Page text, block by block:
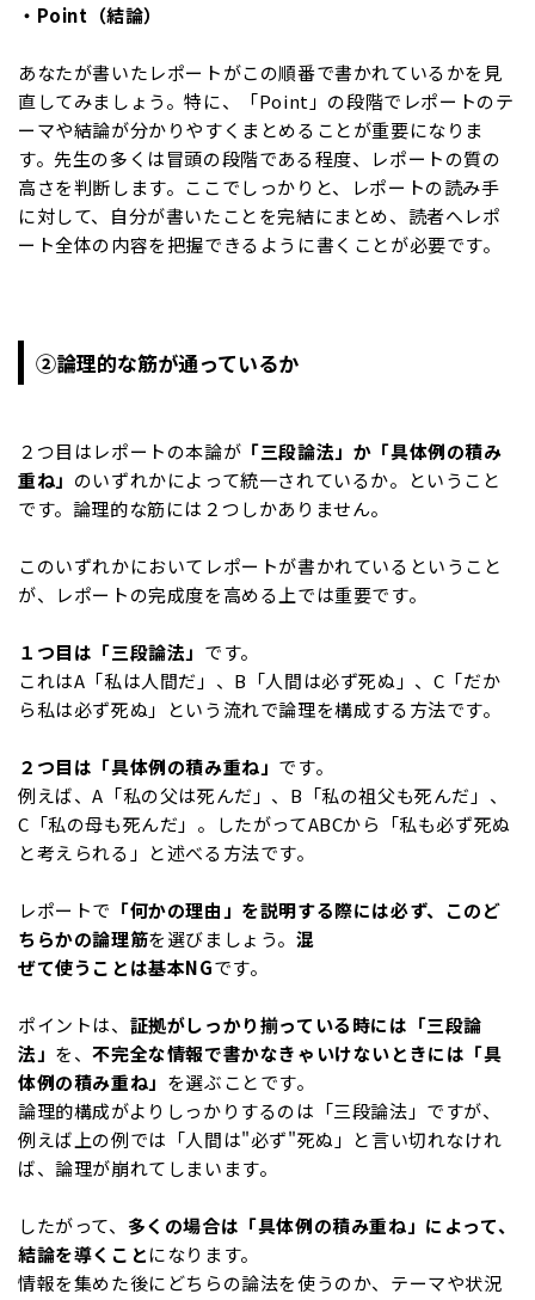
・Point（結論）
あなたが書いたレポートがこの順番で書かれているかを見
直してみましょう。特に、「Point」の段階でレポートのテ
ーマや結論が分かりやすくまとめることが重要になりま
す。先生の多くは冒頭の段階である程度、レポートの質の
高さを判断します。ここでしっかりと、レポートの読み手
に対して、自分が書いたことを完結にまとめ、読者へレポ
ート全体の内容を把握できるように書くことが必要です。
②論理的な筋が通っているか
２つ目はレポートの本論が 「三段論法」か「具体例の積み
重ね」 のいずれかによって統一されているか。ということ
です。論理的な筋には２つしかありません。
このいずれかにおいてレポートが書かれているということ
が、レポートの完成度を高める上では重要です。
１つ目は「三段論法」 です。
これはA「私は人間だ」、B「人間は必ず死ぬ」、C「だか
ら私は必ず死ぬ」という流れで論理を構成する方法です。
２つ目は「具体例の積み重ね」 です。
例えば、A「私の父は死んだ」、B「私の祖父も死んだ」、
C「私の母も死んだ」。したがってABCから「私も必ず死ぬ
と考えられる」と述べる方法です。
レポートで 「何かの理由」を説明する際には必ず、このど
ちらかの論理筋を選びましょう。混
ぜて使うことは基本NGです。
ポイントは、 証拠がしっかり揃っている時には「三段論
法」 を、不完全な情報で書かなきゃいけないときには「具
体例の積み重ね」 を選ぶことです。
論理的構成がよりしっかりするのは「三段論法」ですが、
例えば上の例では「人間は"必ず"死ぬ」と言い切れなけれ
ば、論理が崩れてしまいます。
したがって、 多くの場合は「具体例の積み重ね」によって、
結論を導くことになります。
情報を集めた後にどちらの論法を使うのか、テーマや状況